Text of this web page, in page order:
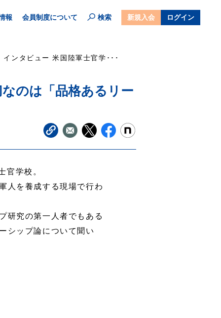
報 会員制度について 検索 新規入会 ログイン
インタビュー 米国陸軍士官学･･･
のは「品格あるリー
官学校。
人を養成する現場で行わ
研究の第一人者でもある
シップ論について聞い